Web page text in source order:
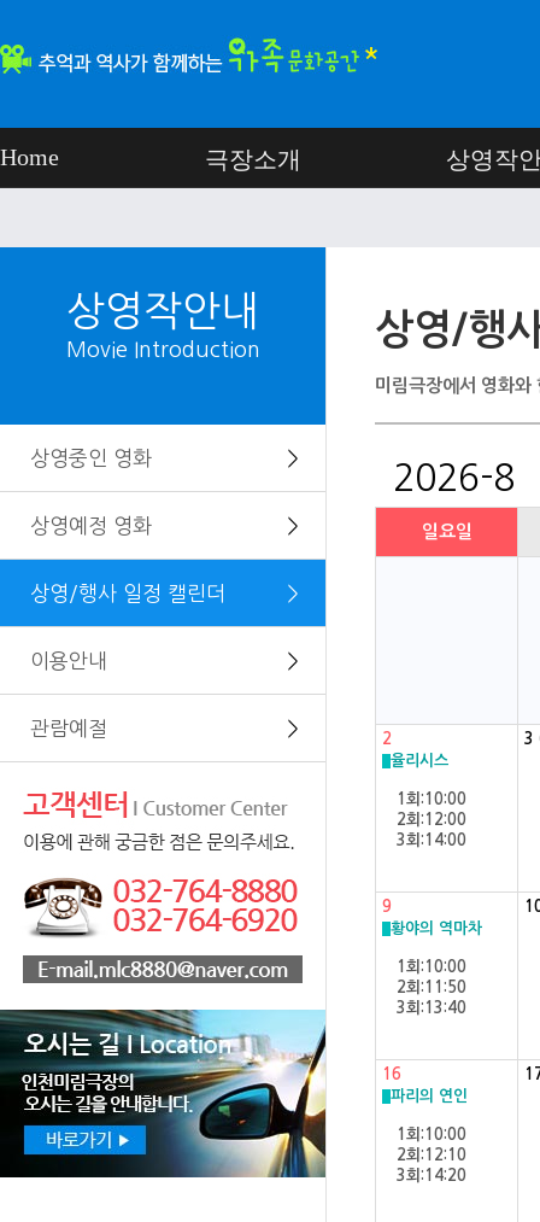
Home 극장소개 상영작
상영작안내
Movie Introduction
상영중인 영화 ＞
상영예정 영화 ＞
상영/행사 일정 캘린더 ＞
이용안내 ＞
관람예절 ＞
상영/행
미림극장에서 영화와
2026-8
일요일
2
율리시스
1회:10:00
2회:12:00
3회:14:00
3
9
황야의 역마차
1회:10:00
2회:11:50
3회:13:40
16
파리의 연인
1회:10:00
2회:12:10
3회:14:20